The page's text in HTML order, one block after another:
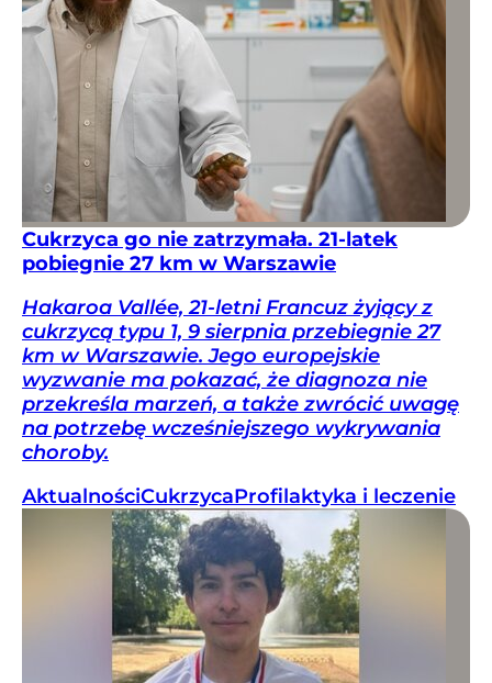
Cukrzyca go nie zatrzymała. 21-latek
pobiegnie 27 km w Warszawie
Hakaroa Vallée, 21-letni Francuz żyjący z
cukrzycą typu 1, 9 sierpnia przebiegnie 27
km w Warszawie. Jego europejskie
wyzwanie ma pokazać, że diagnoza nie
przekreśla marzeń, a także zwrócić uwagę
na potrzebę wcześniejszego wykrywania
choroby.
AktualnościCukrzycaProfilaktyka i leczenie